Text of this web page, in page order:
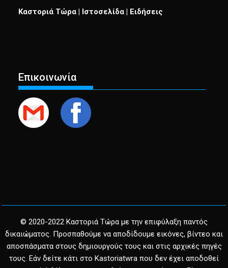
Καστοριά Τώρα | Ιστοσελίδα | Ειδήσεις
Επικοινωνία
© 2020-2022 Καστοριά Τώρα με την επιφύλαξη παντός
δικαιώματος. Προσπαθούμε να αποδίδουμε εικόνες, βίντεο και
αποσπάσματα στους δημιουργούς τους και στις αρχικές πηγές
τους. Εάν δείτε κάτι στο Kastoriatwra που δεν έχει αποδοθεί